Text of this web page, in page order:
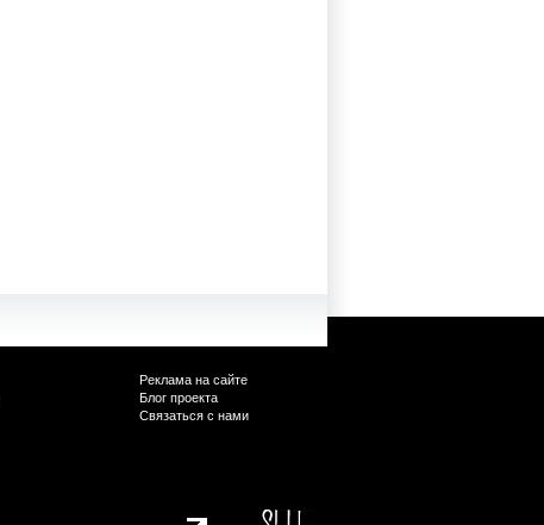
Реклама на сайте
Блог проекта
Связаться с нами